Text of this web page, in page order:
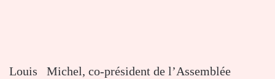
Louis Michel, co-président de l’Assemblée